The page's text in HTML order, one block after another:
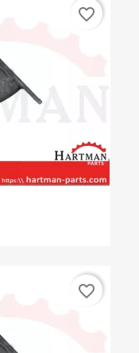
favorite_border
favorite_border